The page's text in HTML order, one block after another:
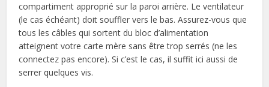
compartiment approprié sur la paroi arrière. Le ventilateur
(le cas échéant) doit souffler vers le bas. Assurez-vous que
tous les câbles qui sortent du bloc d’alimentation
atteignent votre carte mère sans être trop serrés (ne les
connectez pas encore). Si c’est le cas, il suffit ici aussi de
serrer quelques vis.